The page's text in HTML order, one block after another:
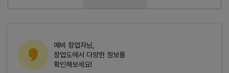
예비 창업자님,
창업도에서 다양한 정보를
확인해보세요!